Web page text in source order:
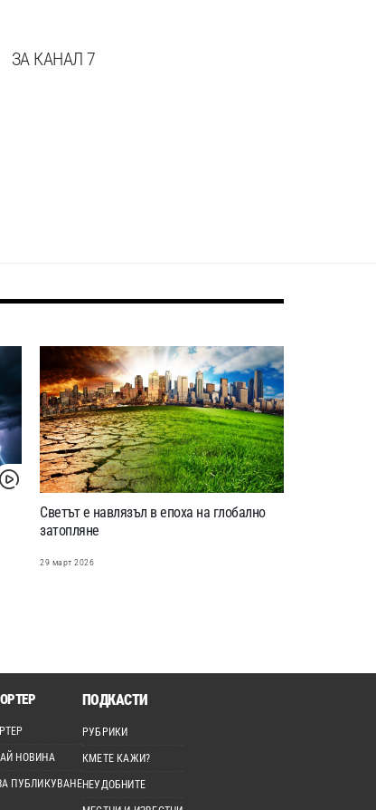
ЗА КАНАЛ 7
Светът е навлязъл в епоха на глобално
затопляне
29 март 2026
НОВИНА
ПУБЛИКУВАНЕ
ПОДКАСТИ
РУБРИКИ
КМЕТЕ КАЖИ?
НЕУДОБНИТЕ